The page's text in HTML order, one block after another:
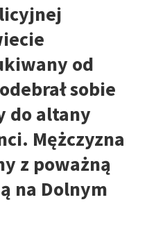
od
sobie
do altany
Mężczyzna
z poważną
na Dolnym